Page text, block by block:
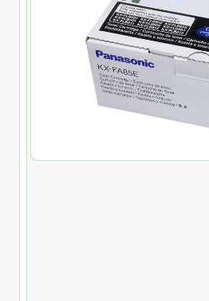
Oryginał Toner Panasonic